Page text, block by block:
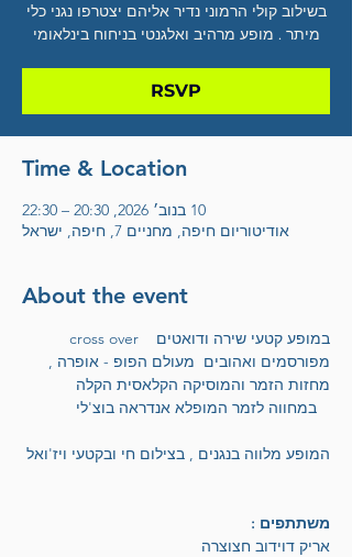
בשילוב קולי הרמוני נדיר אליהם יצטרפו נגני כלי
מיתר . מופע מרהיב ואלגנטי בניחוח בינלאומי
RSVP
Time & Location
10 בנוב׳ 2026, 20:30 – 22:30
אודיטוריום חיפה, מחניים 7, חיפה, ישראל
About the event
cross over  במופע קטעי שירה ודואטים
מפורסמים ואהובים  מעולם הפופ - אופרה ,
מחזות הזמר והמוסיקה הקלאסית הקלה
המופע מלווה בנגנים , בצילום חי ובקטעי ויז'ואל
משתתפים :
אריק דוידוב חצוצרה